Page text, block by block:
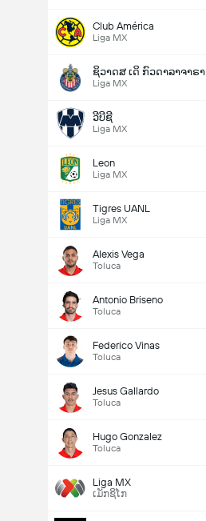
Club América
Liga MX
ຊິວາດສ ເດິ ກົວດາລາຈາຣາ
Liga MX
ວີບີຊີ
Liga MX
Leon
Liga MX
Tigres UANL
Liga MX
Alexis Vega
Toluca
Antonio Briseno
Toluca
Federico Vinas
Toluca
Jesus Gallardo
Toluca
Hugo Gonzalez
Toluca
Liga MX
ເມັກຊິໂກ